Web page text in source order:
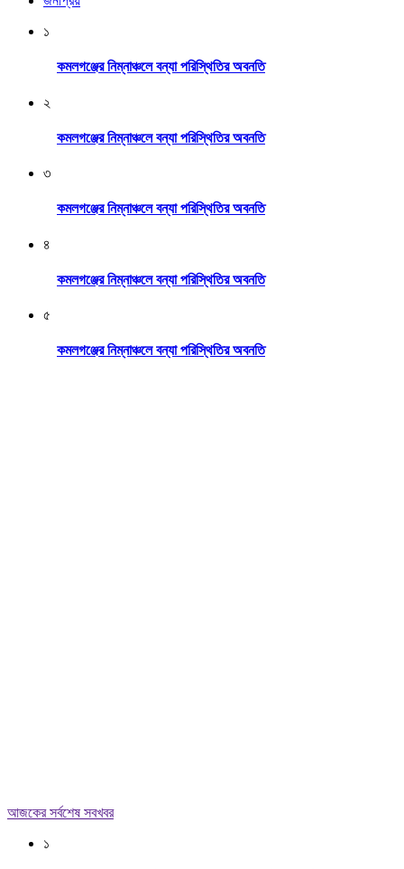
১
কমলগঞ্জের নিম্নাঞ্চলে বন্যা পরিস্থিতির অবনতি
২
কমলগঞ্জের নিম্নাঞ্চলে বন্যা পরিস্থিতির অবনতি
৩
কমলগঞ্জের নিম্নাঞ্চলে বন্যা পরিস্থিতির অবনতি
৪
কমলগঞ্জের নিম্নাঞ্চলে বন্যা পরিস্থিতির অবনতি
৫
কমলগঞ্জের নিম্নাঞ্চলে বন্যা পরিস্থিতির অবনতি
আজকের সর্বশেষ সবখবর
১